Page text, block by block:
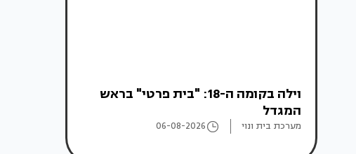
וילה בקומה ה-18: "בית פרטי" בראש
המגדל
מערכת בית ונוי 06-08-2026